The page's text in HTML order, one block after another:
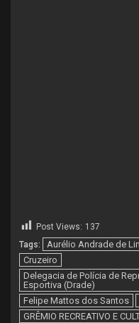
Post Views: 137
Tags:
Aurélio Andrade de
Cruzeiro
Delegacia de Polícia de
Esportiva (Drade)
Felipe Mattos dos Santos
GRÊMIO RECREATIVO E